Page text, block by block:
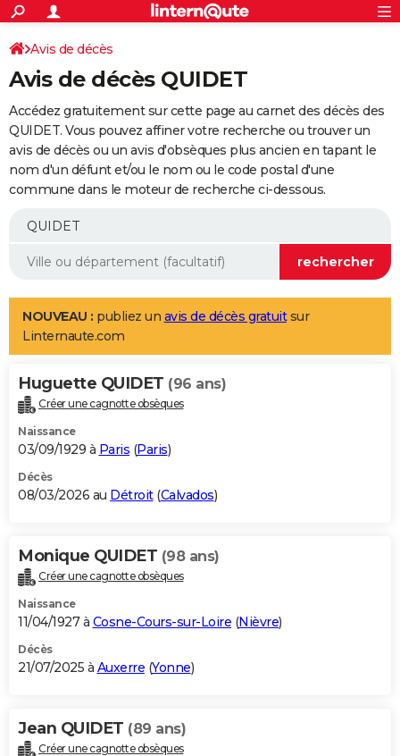
ACTUALITÉS
Politique
Société
Faits Divers
Education
Monde
Villes
+
SPORT
Coupe du monde 2026
Football
Tennis
Cyclisme
Rugby
Forum
Programme TV
TNT
Streaming
Cinéma
Sorties cinéma
Musique
+
FINANCE
Retraite
Epargne
Immobilier
Risques naturels par ville
Banque
Assurance
AUTO
Essais
Réserver un essai
Citadines
Berlines
SUV
Forum auto
+
Mobiles
Meilleur smartphone
Internet
Ordinateurs
Jeux vidéo
Guide high-tech
Aménagement intérieur
LIFESTYLE
Art de vivre
Bien-être
Loisirs
Mode
Modes de vie
Alimentation
Guide de la santé
Maladies
Médicaments
Sommeil
VOYAGE
Destinations
City break
Voyage nature
Voyage de noces
Forum
Climat
+PHOTO
GUIDES D'ACHAT
BONS PLANS
Carte de Noël
Carte Bonne année
Carte Saint-Valentin
Carte Pâques
Carte d'anniversaire
DICTIONNAIRE
Dictionnaire
Biographies
Citations
Expressions
Proverbes
PROGRAMME TV
S'inscrire
Se connecter
Lycées
Collèges
Primaires
Universités
Entreprises
Service militaire
Avis de recherche
AVIS DE DÉCÈS
Bricolage
Lifestyle
Culture
Sport
Auto
Television
Voyage
Cinema
Avis de décès
Avis de décès QUIDET
Accédez gratuitement sur cette page au carnet des décès des
QUIDET. Vous pouvez affiner votre recherche ou trouver un
avis de décès ou un avis d'obsèques plus ancien en tapant le
nom d'un défunt et/ou le nom ou le code postal d'une
commune dans le moteur de recherche ci-dessous.
NOUVEAU : publiez un avis de décès gratuitsur
Linternaute.com
Huguette QUIDET (96 ans)
Créer une cagnotte obsèques
Naissance
03/09/1929 à Paris (Paris)
Décès
08/03/2026 au Détroit(Calvados)
Monique QUIDET (98 ans)
Créer une cagnotte obsèques
Naissance
11/04/1927 à Cosne-Cours-sur-Loire (Nièvre)
Décès
21/07/2025 à Auxerre (Yonne)
Jean QUIDET (89 ans)
Créer une cagnotte obsèques